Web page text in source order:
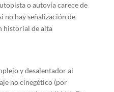
o autovía carece de
no hay señalización de
historial de alta
y desalentador al
no cinegético (por